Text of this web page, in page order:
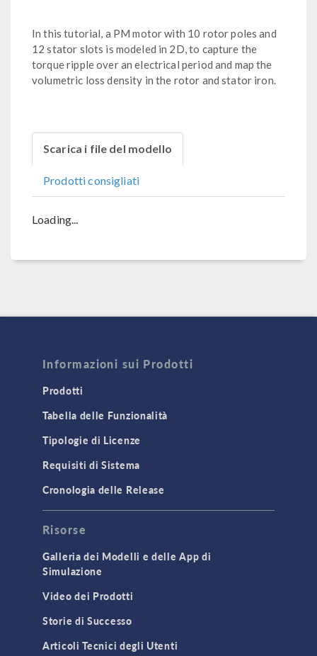
In this tutorial, a PM motor with 10 rotor poles and
12 stator slots is modeled in 2D, to capture the
torque ripple over an electrical period and map the
volumetric loss density in the rotor and stator iron.
Scarica i file del modello
Prodotti consigliati
Loading...
Informazioni sui Prodotti
Prodotti
Tabella delle Funzionalità
Tipologie di Licenze
Requisiti di Sistema
Cronologia delle Release
Risorse
Galleria dei Modelli e delle App di
Simulazione
Video dei Prodotti
Storie di Successo
Articoli Tecnici degli Utenti